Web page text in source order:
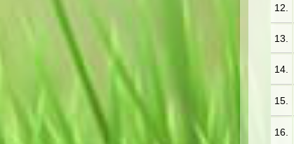
12.
13.
14.
15.
16.